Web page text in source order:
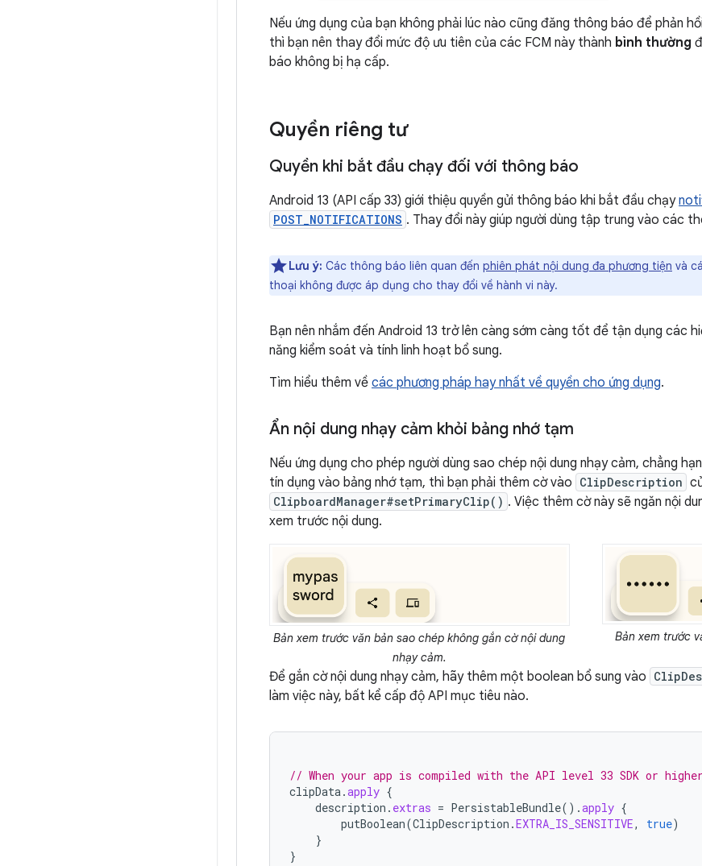
Nếu ứng dụng của bạn không phải lúc nào cũng đăng thông báo để phản
thì bạn nên thay đổi mức độ ưu tiên của các FCM này thành bình thường
báo không bị hạ cấp.
Quyền riêng tư
Quyền khi bắt đầu chạy đối với thông báo
Android 13 (API cấp 33) giới thiệu quyền gửi thông báo khi bắt đầu chạy
POST_NOTIFICATIONS . Thay đổi này giúp người dùng tập trung vào các
Lưu ý: Các thông báo liên quan đến phiên phát nội dung đa phương tiện và
thoại không được áp dụng cho thay đổi về hành vi này.
Bạn nên nhắm đến Android 13 trở lên càng sớm càng tốt để tận dụng các
năng kiểm soát và tính linh hoạt bổ sung.
Tìm hiểu thêm về các phương pháp hay nhất về quyền cho ứng dụng.
Ẩn nội dung nhạy cảm khỏi bảng nhớ tạm
Nếu ứng dụng cho phép người dùng sao chép nội dung nhạy cảm, chẳng
tín dụng vào bảng nhớ tạm, thì bạn phải thêm cờ vào ClipDescription
ClipboardManager#setPrimaryClip() . Việc thêm cờ này sẽ ngăn nội
xem trước nội dung.
Bản xem trước văn bản sao chép không gắn cờ nội dung
nhạy cảm.
Bản xem trước
Để gắn cờ nội dung nhạy cảm, hãy thêm một boolean bổ sung vào
làm việc này, bất kể cấp độ API mục tiêu nào.
// When your app is compiled with the API level 33 SDK or higher
clipData.apply {
description . extras = PersistableBundle().apply {
putBoolean(ClipDescription .EXTRA_IS_SENSITIVE, true)
}
}